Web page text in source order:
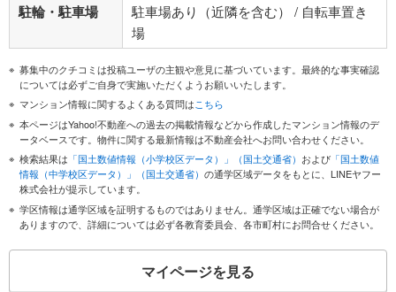
駐輪・駐車場
駐車場あり（近隣を含む） / 自転車置き
場
募集中のクチコミは投稿ユーザの主観や意見に基づいています。最終的な事実確認
については必ずご自身で実施いただくようお願いいたします。
マンション情報に関するよくある質問はこちら
本ページはYahoo!不動産への過去の掲載情報などから作成したマンション情報のデ
ータベースです。物件に関する最新情報は不動産会社へお問い合わせください。
検索結果は 「国土数値情報（小学校区データ）」（国土交通省） および 「国土数値
情報（中学校区データ）」（国土交通省） の通学区域データをもとに、LINEヤフー
株式会社が提示しています。
学区情報は通学区域を証明するものではありません。通学区域は正確でない場合が
ありますので、詳細については必ず各教育委員会、各市町村にお問合せください。
マイページを見る